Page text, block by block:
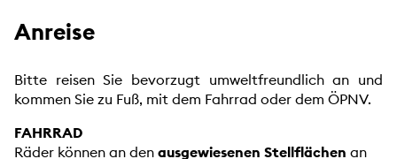
Anreise
Bitte reisen Sie bevorzugt umweltfreundlich an und
kommen Sie zu Fuß, mit dem Fahrrad oder dem ÖPNV.
FAHRRAD
Räder können an den ausgewiesenen Stellflächen an